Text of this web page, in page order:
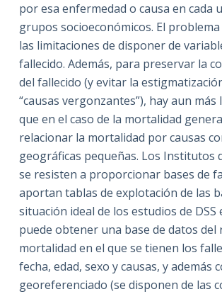
por esa enfermedad o causa en cada
grupos socioeconómicos. El
las limitaciones de disponer de
fallecido. Además, para preservar la
del fallecido (y evitar la
“causas vergonzantes”), hay aun más
que en el caso de la mortalidad
relacionar la mortalidad por causas
geográficas pequeñas. Los Institutos
se resisten a proporcionar bases de
aportan tablas de explotación de las
situación ideal de los estudios de DSS
puede obtener una base de datos del
mortalidad en el que se tienen los
fecha, edad, sexo y causas, y además
georeferenciado (se disponen de las